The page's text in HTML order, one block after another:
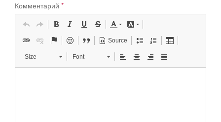
Комментарий *
Source
Size Font